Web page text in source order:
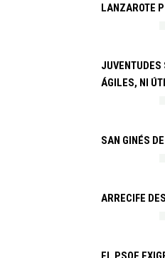
LANZAROTE
JUVENTUDES
ÁGILES, NI
SAN GINÉS
ARRECIFE